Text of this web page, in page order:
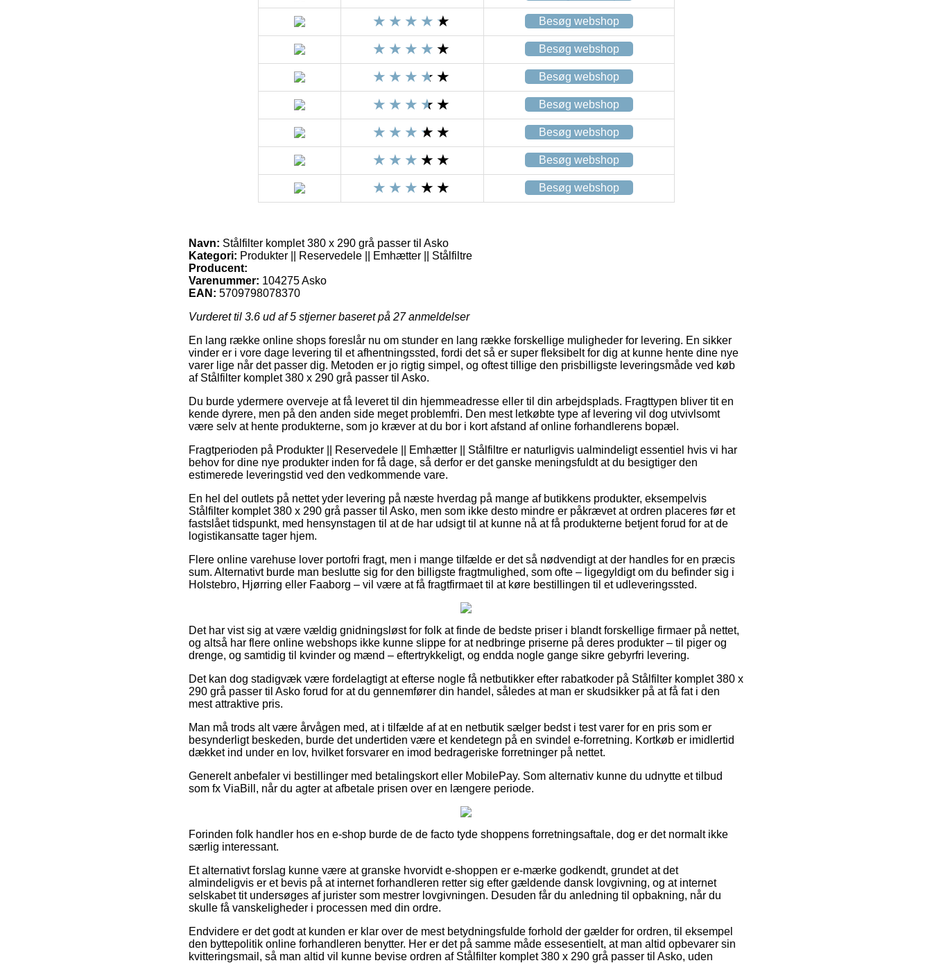
Besøg webshop
Besøg webshop
Besøg webshop
Besøg webshop
Besøg webshop
Besøg webshop
Besøg webshop
Navn: Stålfilter komplet 380 x 290 grå passer til Asko
Kategori: Produkter || Reservedele || Emhætter || Stålfiltre
Producent:
Varenummer: 104275 Asko
EAN: 5709798078370
Vurderet til 3.6 ud af 5 stjerner baseret på 27anmeldelser
En lang række online shops foreslår nu om stunder en lang række forskellige muligheder for levering. En sikker
vinder er i vore dage levering til et afhentningssted, fordi det så er super fleksibelt for dig at kunne hente dine nye
varer lige når det passer dig. Metoden er jo rigtig simpel, og oftest tillige den prisbilligste leveringsmåde ved køb
af Stålfilter komplet 380 x 290 grå passer til Asko.
Du burde ydermere overveje at få leveret til din hjemmeadresse eller til din arbejdsplads. Fragttypen bliver tit en
kende dyrere, men på den anden side meget problemfri. Den mest letkøbte type af levering vil dog utvivlsomt
være selv at hente produkterne, som jo kræver at du bor i kort afstand af online forhandlerens bopæl.
Fragtperioden på Produkter || Reservedele || Emhætter || Stålfiltre er naturligvis ualmindeligt essentiel hvis vi har
behov for dine nye produkter inden for få dage, så derfor er det ganske meningsfuldt at du besigtiger den
estimerede leveringstid ved den vedkommende vare.
En hel del outlets på nettet yder levering på næste hverdag på mange af butikkens produkter, eksempelvis
Stålfilter komplet 380 x 290 grå passer til Asko, men som ikke desto mindre er påkrævet at ordren placeres før et
fastslået tidspunkt, med hensynstagen til at de har udsigt til at kunne nå at få produkterne betjent forud for at de
logistikansatte tager hjem.
Flere online varehuse lover portofri fragt, men i mange tilfælde er det så nødvendigt at der handles for en præcis
sum. Alternativt burde man beslutte sig for den billigste fragtmulighed, som ofte – ligegyldigt om du befinder sig i
Holstebro, Hjørring eller Faaborg – vil være at få fragtfirmaet til at køre bestillingen til et udleveringssted.
Det har vist sig at være vældig gnidningsløst for folk at finde de bedste priser i blandt forskellige firmaer på nettet,
og altså har flere online webshops ikke kunne slippe for at nedbringe priserne på deres produkter – til piger og
drenge, og samtidig til kvinder og mænd – eftertrykkeligt, og endda nogle gange sikre gebyrfri levering.
Det kan dog stadigvæk være fordelagtigt at efterse nogle få netbutikker efter rabatkoder på Stålfilter komplet 380 x
290 grå passer til Asko forud for at du gennemfører din handel, således at man er skudsikker på at få fat i den
mest attraktive pris.
Man må trods alt være årvågen med, at i tilfælde af at en netbutik sælger bedst i test varer for en pris som er
besynderligt beskeden, burde det undertiden være et kendetegn på en svindel e-forretning. Kortkøb er imidlertid
dækket ind under en lov, hvilket forsvarer en imod bedrageriske forretninger på nettet.
Generelt anbefaler vi bestillinger med betalingskort eller MobilePay. Som alternativ kunne du udnytte et tilbud
som fx ViaBill, når du agter at afbetale prisen over en længere periode.
Forinden folk handler hos en e-shop burde de de facto tyde shoppens forretningsaftale, dog er det normalt ikke
særlig interessant.
Et alternativt forslag kunne være at granske hvorvidt e-shoppen er e-mærke godkendt, grundet at det
almindeligvis er et bevis på at internet forhandleren retter sig efter gældende dansk lovgivning, og at internet
selskabet tit undersøges af jurister som mestrer lovgivningen. Desuden får du anledning til opbakning, når du
skulle få vanskeligheder i processen med din ordre.
Endvidere er det godt at kunden er klar over de mest betydningsfulde forhold der gælder for ordren, til eksempel
den byttepolitik online forhandleren benytter. Her er det på samme måde essesentielt, at man altid opbevarer sin
kvitteringsmail, så man altid vil kunne bevise ordren af Stålfilter komplet 380 x 290 grå passer til Asko, uden